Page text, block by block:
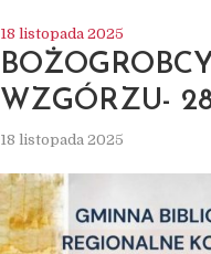
18 listopada 2025
WZGÓRZU-
18 listopada 2025